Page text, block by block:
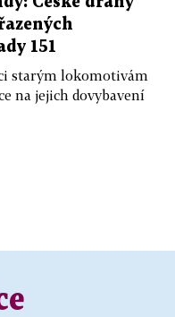
151
starým lokomotivám
na jejich dovybavení